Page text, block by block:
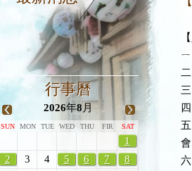
行事曆
2026年8 月
SUN MON TUE WED THU FIR SAT
1
2
3 4 5 6 7
8
會